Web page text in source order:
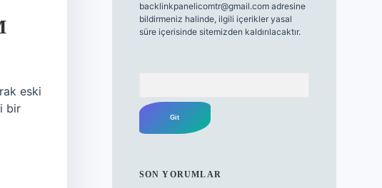
eski
bir
backlinkpanelicomtr@gmail.comadresine
bildirmeniz halinde, ilgili içerikler yasal
süre içerisinde sitemizden kaldırılacaktır.
SON YORUMLAR